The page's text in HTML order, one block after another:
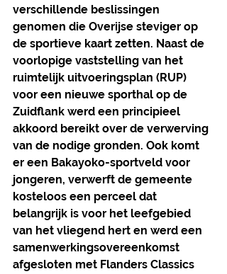
verschillende beslissingen
genomen die Overijse steviger op
de sportieve kaart zetten. Naast de
voorlopige vaststelling van het
ruimtelijk uitvoeringsplan (RUP)
voor een nieuwe sporthal op de
Zuidflank werd een principieel
akkoord bereikt over de verwerving
van de nodige gronden. Ook komt
er een Bakayoko-sportveld voor
jongeren, verwerft de gemeente
kosteloos een perceel dat
belangrijk is voor het leefgebied
van het vliegend hert en werd een
samenwerkingsovereenkomst
afgesloten met Flanders Classics